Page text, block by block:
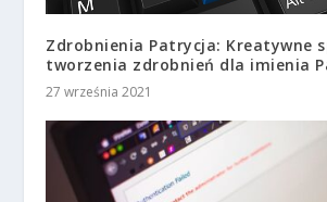
Zdrobnienia Patrycja: Kreatywne
tworzenia zdrobnień dla imienia
27 września 2021